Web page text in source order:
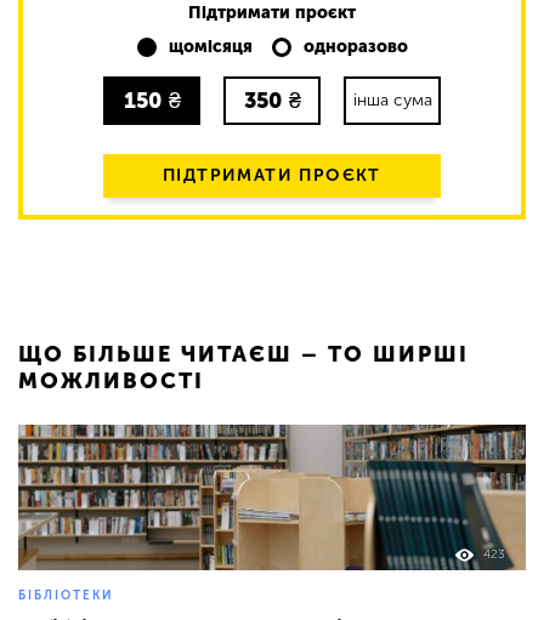
Підтримати проєкт
щомісяця
одноразово
150 ₴ 350 ₴ інша сума
ПІДТРИМАТИ ПРОЄКТ
ЩО БІЛЬШЕ ЧИТАЄШ – ТО ШИРШІ
МОЖЛИВОСТІ
423
БІБЛІОТЕКИ